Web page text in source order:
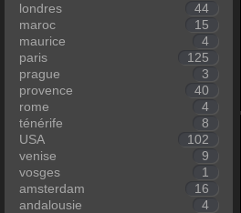
londres
44
maroc
15
maurice
4
paris
125
prague
3
provence
40
rome
4
ténérife
8
USA
102
venise
9
vosges
1
amsterdam
16
andalousie
4